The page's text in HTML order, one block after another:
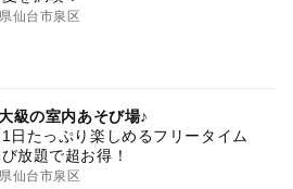
仙台市泉区
級の室内あそび場♪
日たっぷり楽しめるフリータイム
放題で超お得！
仙台市泉区